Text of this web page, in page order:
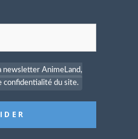
newsletter AnimeLand,
confidentialité du site.